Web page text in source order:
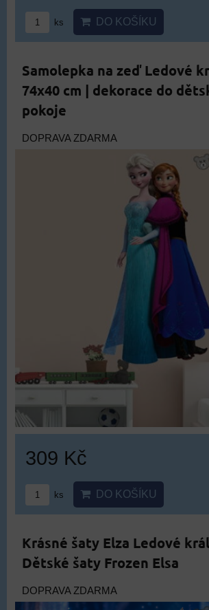
ks DO KOŠÍKU
Samolepka na zeď Ledové
74x40 cm | dekorace do
pokoje
DOPRAVA ZDARMA
309 Kč
ks DO KOŠÍKU
Krásné šaty Elza Ledové
Dětské šaty Frozen Elsa
DOPRAVA ZDARMA